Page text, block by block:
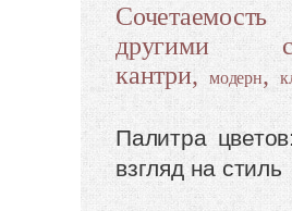
другими
кантри,
модерн,
Палитра
взгляд на стиль